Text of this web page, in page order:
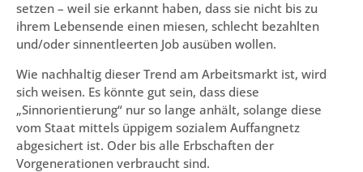
setzen – weil sie erkannt haben, dass sie nicht bis zu
ihrem Lebensende einen miesen, schlecht bezahlten
und/oder sinnentleerten Job ausüben wollen.
Wie nachhaltig dieser Trend am Arbeitsmarkt ist, wird
sich weisen. Es könnte gut sein, dass diese
„Sinnorientierung“ nur so lange anhält, solange diese
vom Staat mittels üppigem sozialem Auffangnetz
abgesichert ist. Oder bis alle Erbschaften der
Vorgenerationen verbraucht sind.